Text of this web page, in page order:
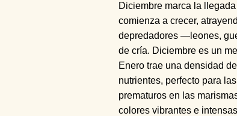
Diciembre marca la
comienza a crecer,
depredadores —leones,
de cría. Diciembre es un
Enero trae una densidad
nutrientes, perfecto para
prematuros en las
colores vibrantes e